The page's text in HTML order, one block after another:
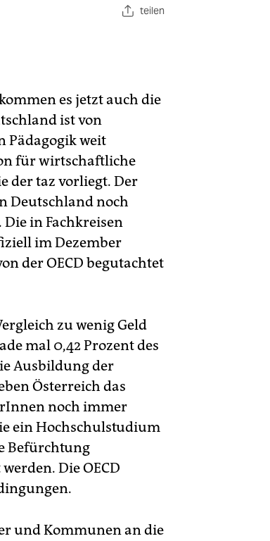
teilen
es jetzt auch die
ist von
weit
für wirtschaftliche
der taz vorliegt. Der
Deutschland noch
in Fachkreisen
im Dezember
der OECD begutachtet
zu wenig Geld
mal 0,42 Prozent des
Ausbildung der
Österreich das
noch immer
ein Hochschulstudium
Befürchtung
Die OECD
und Kommunen an die